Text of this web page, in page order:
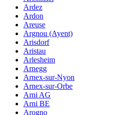
Ardez
Ardon
Areuse
Argnou (Ayent)
Arisdorf
Aristau
Arlesheim
Arnegg
Arnex-sur-Nyon
Arnex-sur-Orbe
Arni AG
Arni BE
Arogno